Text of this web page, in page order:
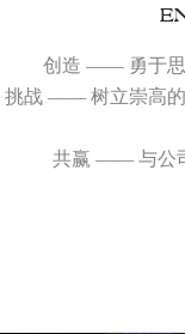
创造 —— 勇于思
挑战 —— 树立崇高的
共赢 —— 与公